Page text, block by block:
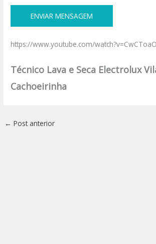
https://www.youtube.com/
Técnico Lava e Seca Electrolux
Cachoeirinha
← Post anterior